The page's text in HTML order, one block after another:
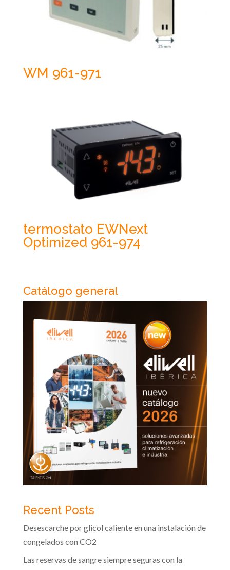
WM 961-971
termostato EWNext
Optimized 961-974
Catálogo general
Recent Posts
Desescarche por glicol caliente en una instalación de
congelados con CO2
Las reservas de sangre siempre seguras con la